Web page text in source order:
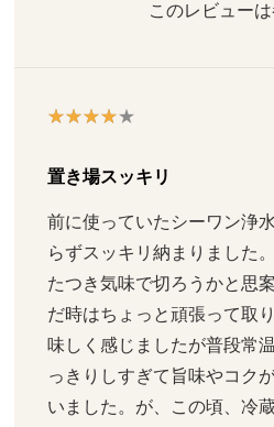
このレビュー
置き場スッキリ
前に使っていたシーワン浄
らずスッキリ納まりました
たつき気味で切ろうかと思
だ時はちょっと頑張って取
味しく感じましたが普段常
っきりしすぎて旨味やコク
いました。が、この頃、冷